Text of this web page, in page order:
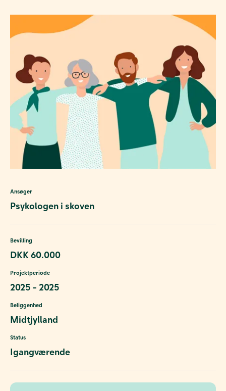
Ansøger
Psykologen i skoven
Bevilling
DKK 60.000
Projektperiode
2025 - 2025
Beliggenhed
Midtjylland
Status
Igangværende